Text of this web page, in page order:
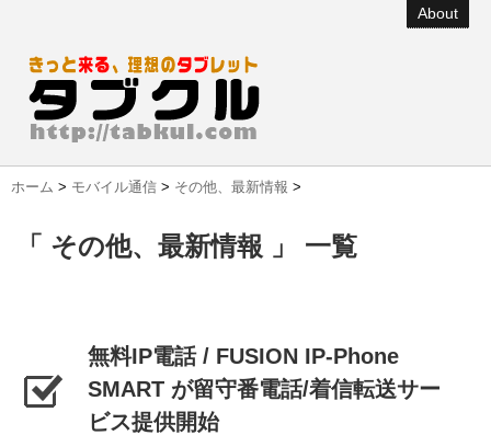
About
ホーム > モバイル通信 > その他、最新情報 >
「 その他、最新情報 」 一覧
無料IP電話 / FUSION IP-Phone
SMART が留守番電話/着信転送サー
ビス提供開始